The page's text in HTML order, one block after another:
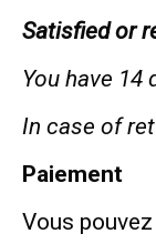
Satisfied or
You have 14
In case of
Paiement
Vous